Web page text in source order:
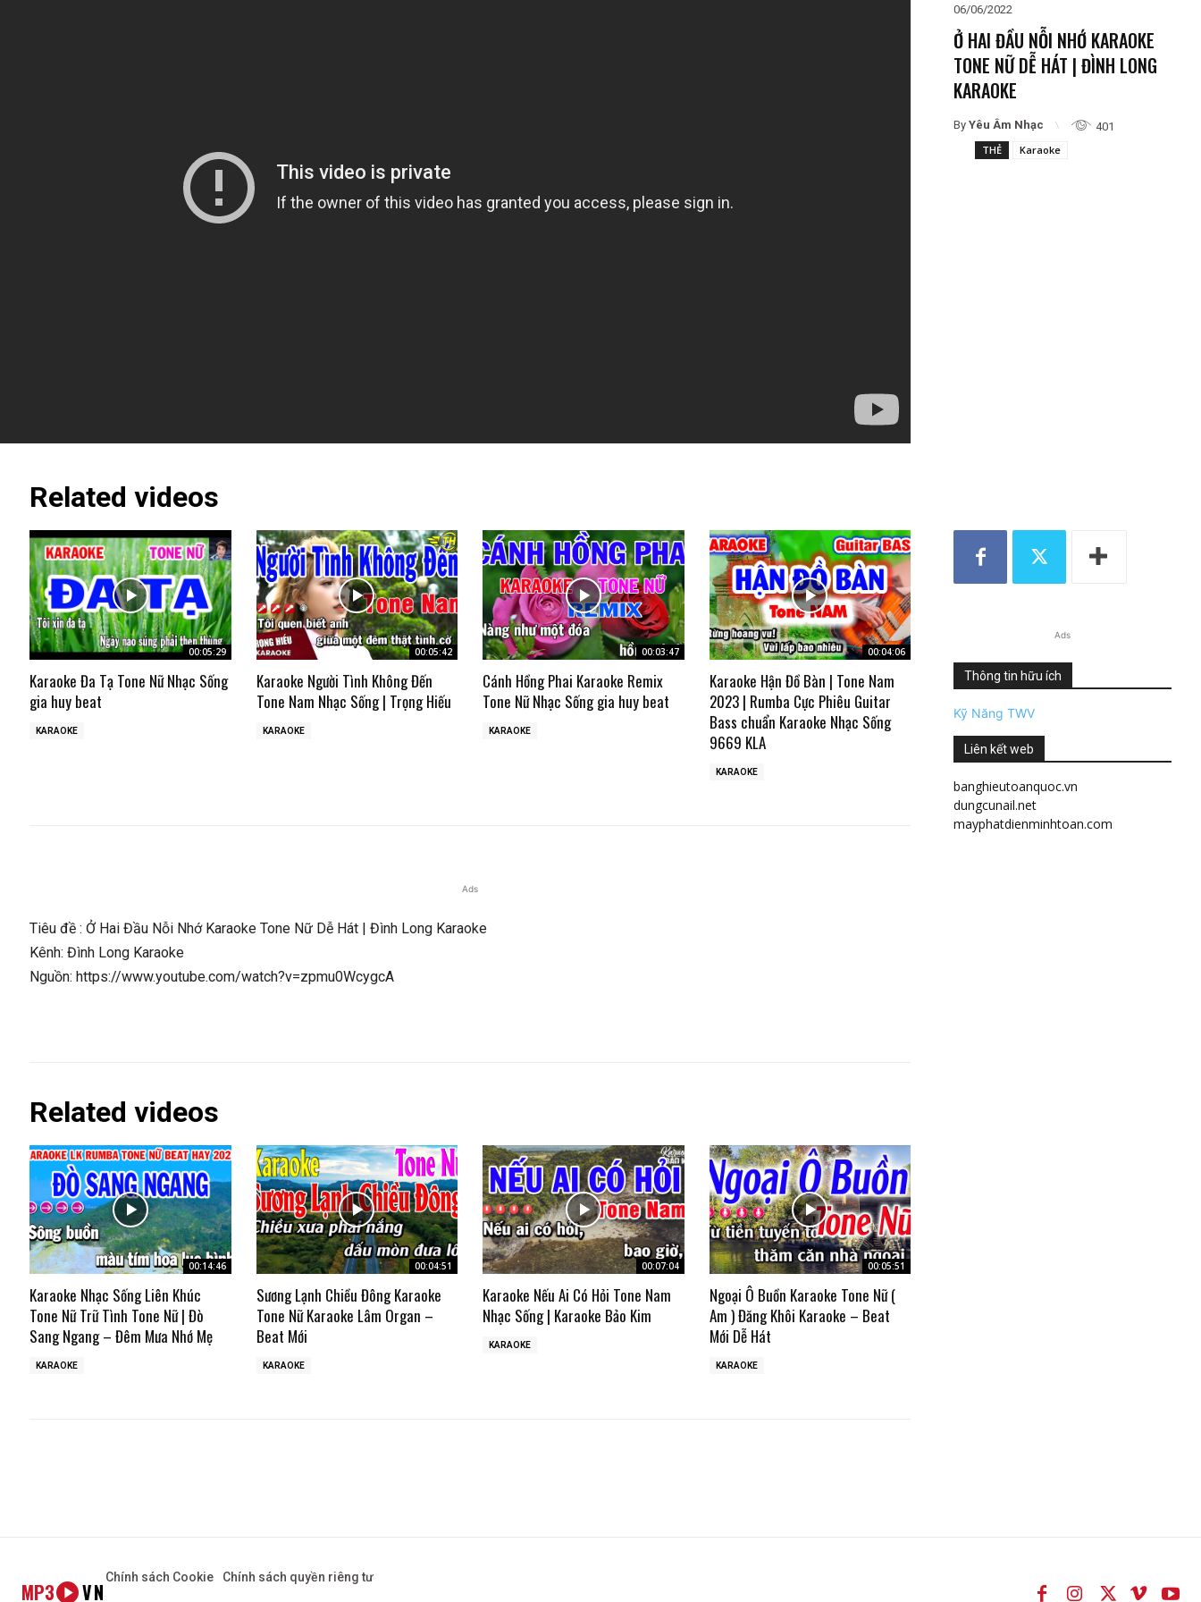
06/06/2022
Ở HAI ĐẦU NỖI NHỚ KARAOKE
TONE NỮ DỄ HÁT | ĐÌNH LONG
KARAOKE
By Yêu Âm Nhạc
401
THẺ
Karaoke
Related videos
00:05:29
Karaoke Đa Tạ Tone Nữ Nhạc Sống
gia huy beat
KARAOKE
00:05:42
Karaoke Người Tình Không Đến
Tone Nam Nhạc Sống | Trọng Hiếu
KARAOKE
00:03:47
Cánh Hồng Phai Karaoke Remix
Tone Nữ Nhạc Sống gia huy beat
KARAOKE
00:04:06
Karaoke Hận Đồ Bàn | Tone Nam
2023 | Rumba Cực Phiêu Guitar
Bass chuẩn Karaoke Nhạc Sống
9669 KLA
KARAOKE
Ads
Tiêu đề : Ở Hai Đầu Nỗi Nhớ Karaoke Tone Nữ Dễ Hát | Đình Long Karaoke
Kênh: Đình Long Karaoke
Nguồn: https://www.youtube.com/watch?v=zpmu0WcygcA
Related videos
00:14:46
Karaoke Nhạc Sống Liên Khúc
Tone Nữ Trữ Tình Tone Nữ | Đò
Sang Ngang – Đêm Mưa Nhớ Mẹ
KARAOKE
00:04:51
Sương Lạnh Chiều Đông Karaoke
Tone Nữ Karaoke Lâm Organ –
Beat Mới
KARAOKE
00:07:04
Karaoke Nếu Ai Có Hỏi Tone Nam
Nhạc Sống | Karaoke Bảo Kim
KARAOKE
00:05:51
Ngoại Ô Buồn Karaoke Tone Nữ (
Am ) Đăng Khôi Karaoke – Beat
Mới Dễ Hát
KARAOKE
Ads
Thông tin hữu ích
Kỹ Năng TWV
Liên kết web
banghieutoanquoc.vn
dungcunail.net
mayphatdienminhtoan.com
MP3 VN
Chính sách Cookie Chính sách quyền riêng tư